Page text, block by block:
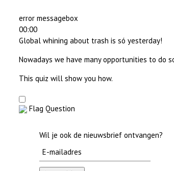
error messagebox
00:00
Global whining about trash is só yesterday!
Nowadays we have many opportunities to
This quiz will show you how.
Flag Question
Wil je ook de nieuwsbrief ontvangen?